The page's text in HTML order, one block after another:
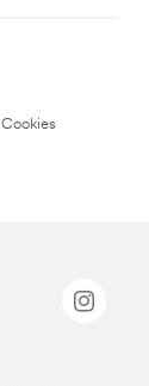
Cookies